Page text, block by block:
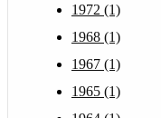
1972 (1)
1968 (1)
1967 (1)
1965 (1)